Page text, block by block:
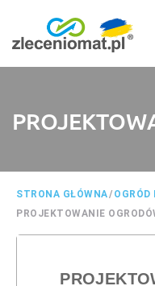
STRONA GŁÓWNA/
PROJEKTOWANIE